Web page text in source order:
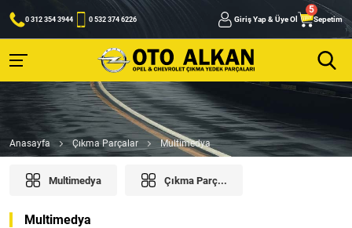
0 312 354 3944 0 532 374 6226 Giriş Yap & Üye Ol Sepetim
Anasayfa Çıkma Parçalar Multimedya
Multimedya Çıkma Parç...
Multimedya